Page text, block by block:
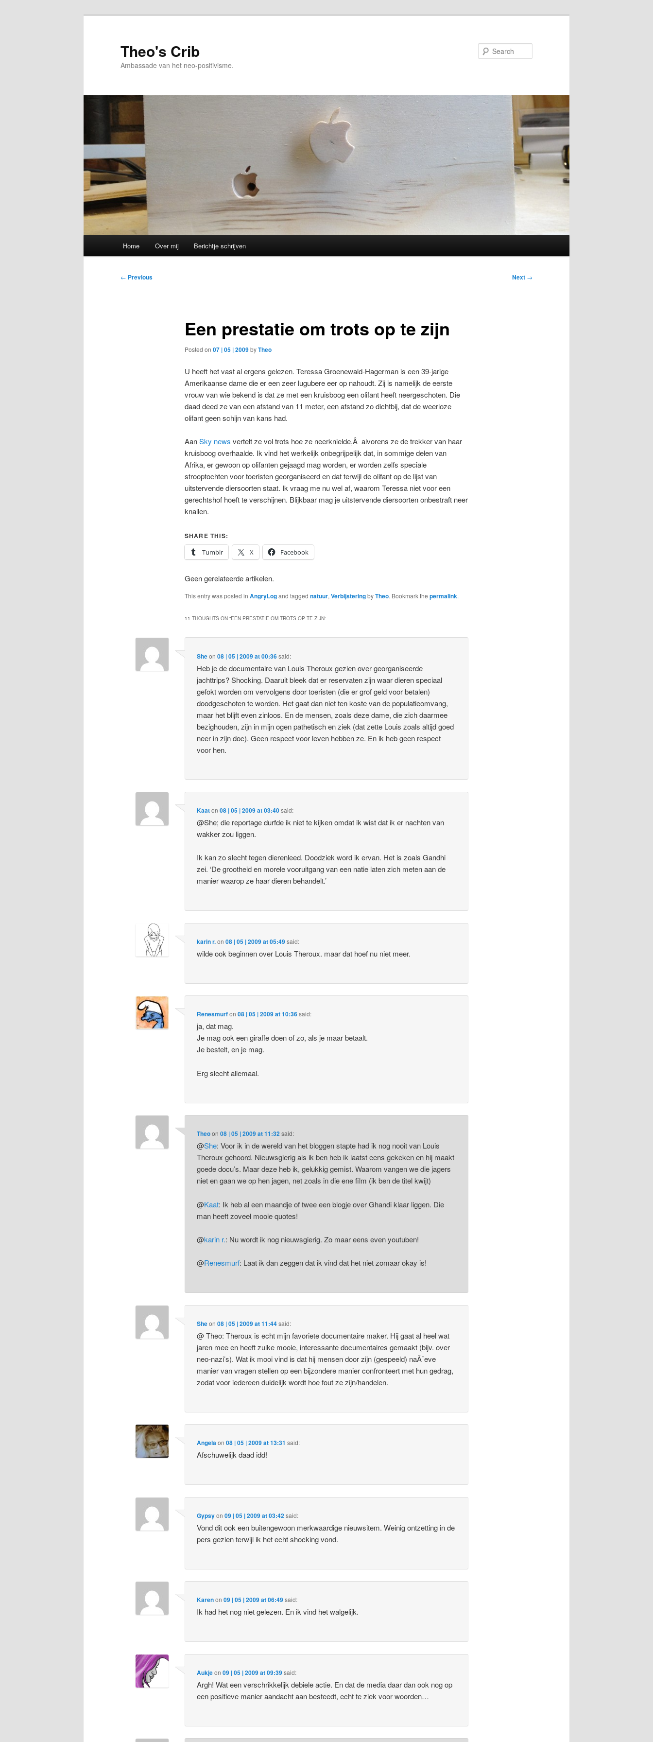
Theo's Crib
Ambassade van het neo-positivisme.
Home Over mij Berichtje schrijven
Post
← Previous Next →
Een prestatie om trots op te zijn
Posted on 07 | 05 | 2009byTheo
U heeft het vast al ergens gelezen. Teressa Groenewald-Hagerman is een 39-jarige
Amerikaanse dame die er een zeer lugubere eer op nahoudt. Zij is namelijk de eerste
vrouw van wie bekend is dat ze met een kruisboog een olifant heeft neergeschoten. Die
daad deed ze van een afstand van 11 meter, een afstand zo dichtbij, dat de weerloze
olifant geen schijn van kans had.
AanSky news vertelt ze vol trots hoe ze neerknielde,Â alvorens ze de trekker van haar
kruisboog overhaalde. Ik vind het werkelijk onbegrijpelijk dat, in sommige delen van
Afrika, er gewoon op olifanten gejaagd mag worden, er worden zelfs speciale
strooptochten voor toeristen georganiseerd en dat terwijl de olifant op de lijst van
uitstervende diersoorten staat. Ik vraag me nu wel af, waarom Teressa niet voor een
gerechtshof hoeft te verschijnen. Blijkbaar mag je uitstervende diersoorten onbestraft neer
knallen.
SHARE THIS:
Tumblr
X Facebook
Geen gerelateerde artikelen.
This entry was posted in AngryLogand tagged natuur, VerbijsteringbyTheo. Bookmark the permalink.
11 THOUGHTS ON “EEN PRESTATIE OM TROTS OP TE ZIJN”
Sheon08 | 05 | 2009 at 00:36said:
Heb je de documentaire van Louis Theroux gezien over georganiseerde
jachttrips? Shocking. Daaruit bleek dat er reservaten zijn waar dieren speciaal
gefokt worden om vervolgens door toeristen (die er grof geld voor betalen)
doodgeschoten te worden. Het gaat dan niet ten koste van de populatieomvang,
maar het blijft even zinloos. En de mensen, zoals deze dame, die zich daarmee
bezighouden, zijn in mijn ogen pathetisch en ziek (dat zette Louis zoals altijd goed
neer in zijn doc). Geen respect voor leven hebben ze. En ik heb geen respect
voor hen.
Kaaton08 | 05 | 2009 at 03:40said:
@She; die reportage durfde ik niet te kijken omdat ik wist dat ik er nachten van
wakker zou liggen.
Ik kan zo slecht tegen dierenleed. Doodziek word ik ervan. Het is zoals Gandhi
zei. ‘De grootheid en morele vooruitgang van een natie laten zich meten aan de
manier waarop ze haar dieren behandelt.’
karin r.on08 | 05 | 2009 at 05:49said:
wilde ook beginnen over Louis Theroux. maar dat hoef nu niet meer.
Renesmurfon08 | 05 | 2009 at 10:36said:
ja, dat mag.
Je mag ook een giraffe doen of zo, als je maar betaalt.
Je bestelt, en je mag.
Erg slecht allemaal.
Theoon08 | 05 | 2009 at 11:32said:
@She: Voor ik in de wereld van het bloggen stapte had ik nog nooit van Louis
Theroux gehoord. Nieuwsgierig als ik ben heb ik laatst eens gekeken en hij maakt
goede docu’s. Maar deze heb ik, gelukkig gemist. Waarom vangen we die jagers
niet en gaan we op hen jagen, net zoals in die ene film (ik ben de titel kwijt)
@Kaat: Ik heb al een maandje of twee een blogje over Ghandi klaar liggen. Die
man heeft zoveel mooie quotes!
@karin r.: Nu wordt ik nog nieuwsgierig. Zo maar eens even youtuben!
@Renesmurf: Laat ik dan zeggen dat ik vind dat het niet zomaar okay is!
Sheon08 | 05 | 2009 at 11:44said:
@ Theo: Theroux is echt mijn favoriete documentaire maker. Hij gaat al heel wat
jaren mee en heeft zulke mooie, interessante documentaires gemaakt (bijv. over
neo-nazi’s). Wat ik mooi vind is dat hij mensen door zijn (gespeeld) naÃ¯eve
manier van vragen stellen op een bijzondere manier confronteert met hun gedrag,
zodat voor iedereen duidelijk wordt hoe fout ze zijn/handelen.
Angelaon08 | 05 | 2009 at 13:31 said:
Afschuwelijk daad idd!
Gypsyon09 | 05 | 2009 at 03:42said:
Vond dit ook een buitengewoon merkwaardige nieuwsitem. Weinig ontzetting in de
pers gezien terwijl ik het echt shocking vond.
Karenon09 | 05 | 2009 at 06:49said:
Ik had het nog niet gelezen. En ik vind het walgelijk.
Aukjeon09 | 05 | 2009 at 09:39said:
Argh! Wat een verschrikkelijk debiele actie. En dat de media daar dan ook nog op
een positieve manier aandacht aan besteedt, echt te ziek voor woorden…